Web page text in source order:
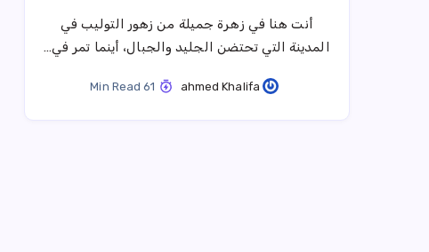
أنت هنا في زهرة جميلة من زهور التوليب في
المدينة التي تحتضن الجليد والجبال، أينما تمر في…
ahmed Khalifa